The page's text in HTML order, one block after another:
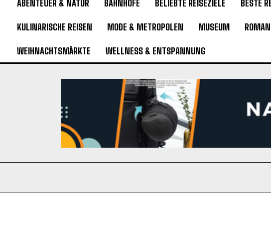
ABENTEUER & NATUR BAHNHÖFE BELIEBTE REISEZIELE BESTE
KULINARISCHE REISEN MODE & METROPOLEN MUSEUM
WEIHNACHTSMÄRKTE WELLNESS & ENTSPANNUNG